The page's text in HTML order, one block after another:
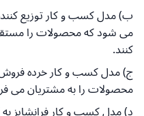
ب) مدل کسب و کار توزیع
می شود که محصولات را
کنند.
ج) مدل کسب و کار خرده
محصولات را به مشتریان می